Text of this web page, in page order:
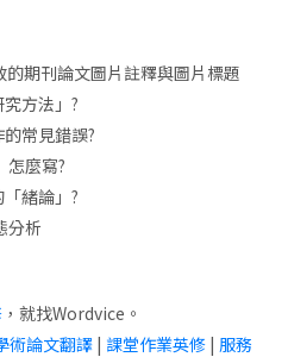
期刊論文圖片註釋與圖片標題
方法」?
常見錯誤?
麼寫?
緒論」?
析
，就找Wordvice。
術論文翻譯| 課堂作業英修 | 服務